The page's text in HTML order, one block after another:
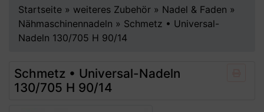
Startseite » weiteres Zubehör » Nadel & Faden »
Nähmaschinennadeln » Schmetz • Universal-
Nadeln 130/705 H 90/14
Schmetz • Universal-Nadeln
130/705 H 90/14